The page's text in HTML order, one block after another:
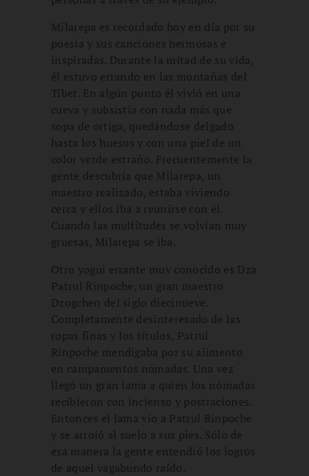
Milarepa es recordado hoy en día por su
poesía y sus canciones hermosas e
inspiradas. Durante la mitad de su vida,
él estuvo errando en las montañas del
Tíbet. En algún punto él vivió en una
cueva y subsistía con nada más que
sopa de ortiga, quedándose delgado
hasta los huesos y con una piel de un
color verde extraño. Frecuentemente la
gente descubría que Milarepa, un
maestro realizado, estaba viviendo
cerca y ellos iba a reunirse con él.
Cuando las multitudes se volvían muy
gruesas, Milarepa se iba.
Otro yogui errante muy conocido es Dza
Patrul Rinpoche, un gran maestro
Dzogchen del siglo diecinueve.
Completamente desinteresado de las
ropas finas y los títulos, Patrul
Rinpoche mendigaba por su alimento
en campamentos nómadas. Una vez
llegó un gran lama a quien los nómadas
recibieron con incienso y postraciones.
Entonces el lama vio a Patrul Rinpoche
y se arrojó al suelo a sus pies. Sólo de
esa manera la gente entendió los logros
de aquel vagabundo raído.